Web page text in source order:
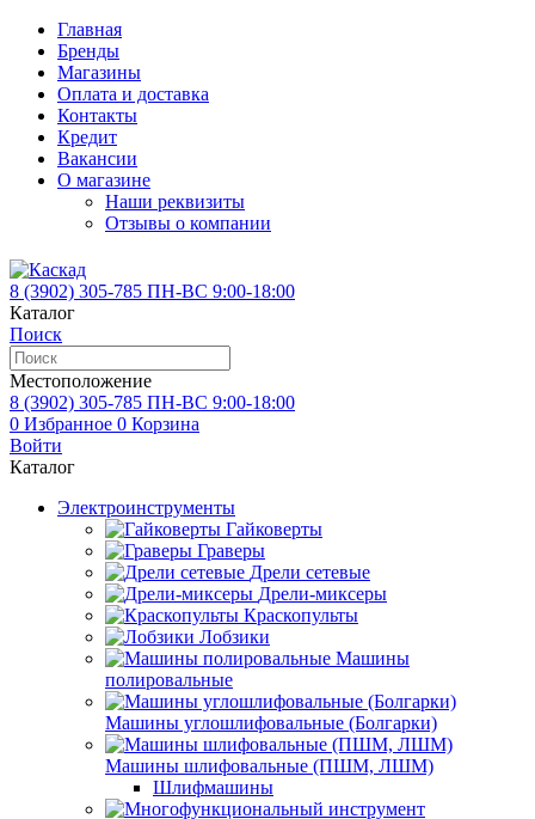
Главная
Бренды
Магазины
Оплата и доставка
Контакты
Кредит
Вакансии
О магазине
Наши реквизиты
Отзывы о компании
8 (3902) 305-785 ПН-ВС 9:00-18:00
Каталог
Поиск
Местоположение
8 (3902) 305-785 ПН-ВС 9:00-18:00
0 Избранное 0 Корзина
Войти
Каталог
Электроинструменты
Гайковерты
Граверы
Дрели сетевые
Дрели-миксеры
Краскопульты
Лобзики
Машины
полировальные
Машины углошлифовальные (Болгарки)
Машины шлифовальные (ПШМ, ЛШМ)
Шлифмашины